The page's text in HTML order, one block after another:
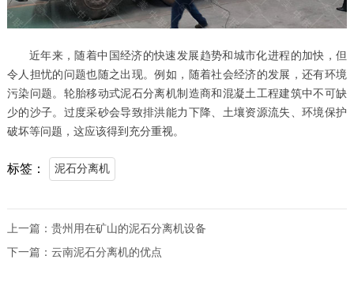
近年来，随着中国经济的快速发展趋势和城市化进程的加快，但
令人担忧的问题也随之出现。例如，随着社会经济的发展，还有环境
污染问题。轮胎移动式泥石分离机制造商和混凝土工程建筑中不可缺
少的沙子。过度采砂会导致排洪能力下降、土壤资源流失、环境保护
破坏等问题，这应该得到充分重视。
标签： 泥石分离机
上一篇： 贵州用在矿山的泥石分离机设备
下一篇： 云南泥石分离机的优点